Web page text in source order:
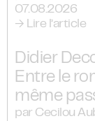
07.08.2026
→ Lire l’article
Didier
Entre le
même
par Cecilou